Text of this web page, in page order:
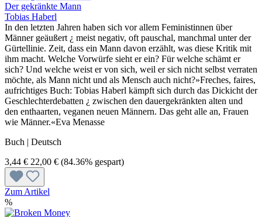
Der gekränkte Mann
Tobias Haberl
In den letzten Jahren haben sich vor allem Feminis­tinnen über
Männer geäußert ¿ meist negativ, oft pauschal, manchmal unter der
Gürtellinie. Zeit, dass ein Mann davon erzählt, was diese Kritik mit
ihm macht. Welche Vorwürfe sieht er ein? Für welche schämt er
sich? Und welche weist er von sich, weil er sich nicht selbst verraten
möchte, als Mann nicht und als Mensch auch nicht?»Freches, faires,
aufrichtiges Buch: Tobias Haberl kämpft sich durch das Dickicht der
Geschlechter­debatten ¿ zwischen den dauergekränkten alten und
den enthaarten, veganen neuen Männern. Das geht alle an, Frauen
wie Männer.«Eva Menasse
Buch | Deutsch
3,44 € 22,00 € (84.36% gespart)
Zum Artikel
%